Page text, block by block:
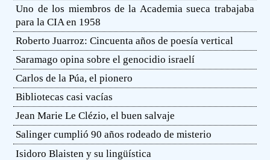
Uno de los miembros de la Academia sueca trabajaba
para la CIA en 1958
Roberto Juarroz: Cincuenta años de poesía vertical
Saramago opina sobre el genocidio israelí
Carlos de la Púa, el pionero
Bibliotecas casi vacías
Jean Marie Le Clézio, el buen salvaje
Salinger cumplió 90 años rodeado de misterio
Isidoro Blaisten y su lingüística